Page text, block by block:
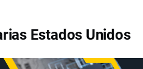
Estados Unidos